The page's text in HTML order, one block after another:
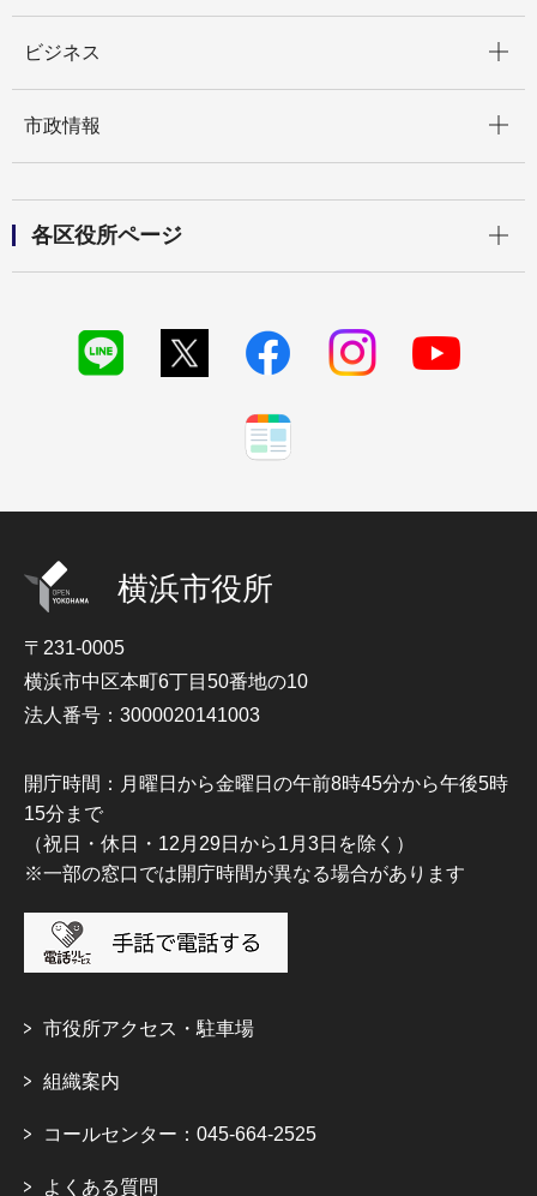
ビジネス
市政情報
各区役所ページ
横浜市役所
〒231-0005
横浜市中区本町6丁目50番地の10
法人番号：3000020141003
開庁時間：月曜日から金曜日の午前8時45分から午後5時
15分まで
（祝日・休日・12月29日から1月3日を除く）
※一部の窓口では開庁時間が異なる場合があります
市役所アクセス・駐車場
組織案内
コールセンター：045-664-2525
よくある質問